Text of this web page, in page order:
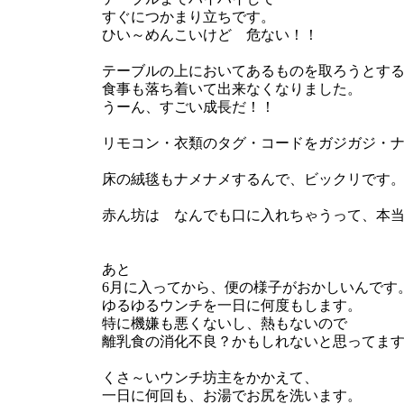
すぐにつかまり立ちです。
ひい～めんこいけど 危ない！！
テーブルの上においてあるものを取ろうとする
食事も落ち着いて出来なくなりました。
うーん、すごい成長だ！！
リモコン・衣類のタグ・コードをガジガジ・
床の絨毯もナメナメするんで、ビックリです。
赤ん坊は なんでも口に入れちゃうって、本当
あと
6月に入ってから、便の様子がおかしいんです。
ゆるゆるウンチを一日に何度もします。
特に機嫌も悪くないし、熱もないので
離乳食の消化不良？かもしれないと思ってます
くさ～いウンチ坊主をかかえて、
一日に何回も、お湯でお尻を洗います。